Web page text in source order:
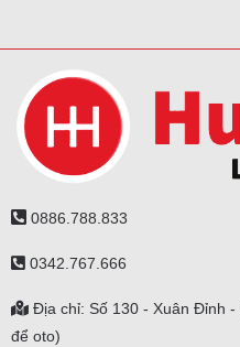
0886.788.833
0342.767.666
Địa chỉ: Số 130 - Xuân Đỉnh -
để oto)